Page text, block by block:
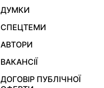
ДУМКИ
СПЕЦТЕМИ
АВТОРИ
ВАКАНСІЇ
ДОГОВІР ПУБЛІЧНОЇ